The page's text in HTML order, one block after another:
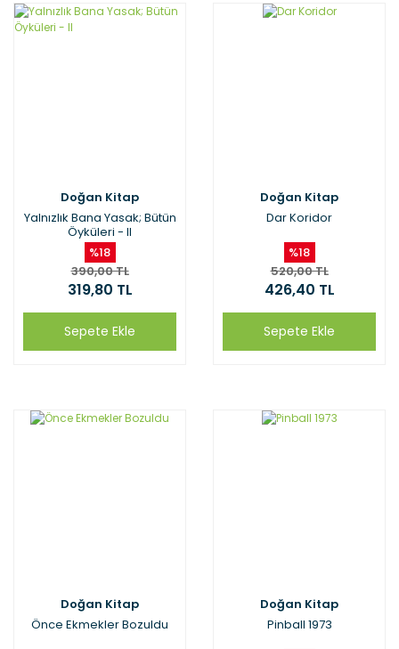
Doğan Kitap
Yalnızlık Bana Yasak; Bütün
Öyküleri - II
%18
390,00 TL
319,80 TL
Sepete Ekle
Doğan Kitap
Dar Koridor
%18
520,00 TL
426,40 TL
Sepete Ekle
Doğan Kitap
Önce Ekmekler Bozuldu
Doğan Kitap
Pinball 1973